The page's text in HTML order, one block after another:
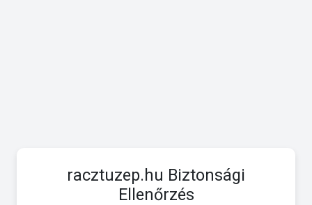
racztuzep.hu Biztonsági
Ellenőrzés